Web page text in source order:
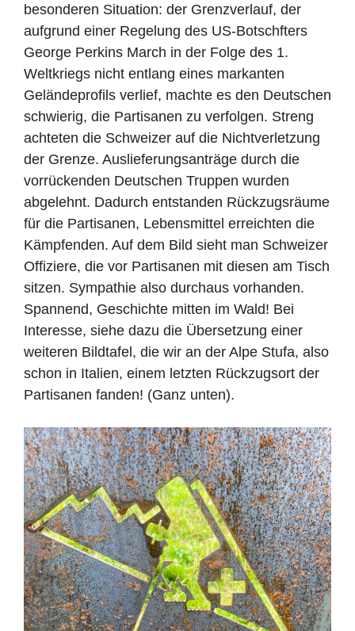
besonderen Situation: der Grenzverlauf, der
aufgrund einer Regelung des US-Botschfters
George Perkins March in der Folge des 1.
Weltkriegs nicht entlang eines markanten
Geländeprofils verlief, machte es den Deutschen
schwierig, die Partisanen zu verfolgen. Streng
achteten die Schweizer auf die Nichtverletzung
der Grenze. Auslieferungsanträge durch die
vorrückenden Deutschen Truppen wurden
abgelehnt. Dadurch entstanden Rückzugsräume
für die Partisanen, Lebensmittel erreichten die
Kämpfenden. Auf dem Bild sieht man Schweizer
Offiziere, die vor Partisanen mit diesen am Tisch
sitzen. Sympathie also durchaus vorhanden.
Spannend, Geschichte mitten im Wald! Bei
Interesse, siehe dazu die Übersetzung einer
weiteren Bildtafel, die wir an der Alpe Stufa, also
schon in Italien, einem letzten Rückzugsort der
Partisanen fanden! (Ganz unten).